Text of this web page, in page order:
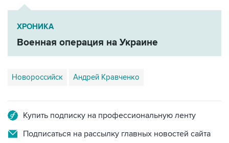
ХРОНИКА
Военная операция на Украине
Новороссийск Андрей Кравченко
Купить подписку на профессиональную ленту
Подписаться на рассылку главных новостей сайта